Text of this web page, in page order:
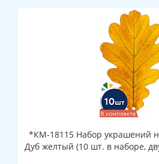
*КМ-18115 Набор украшений
Дуб желтый (10 шт. в наборе,